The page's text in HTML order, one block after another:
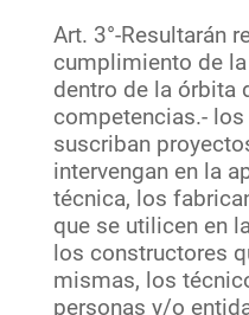
Art. 3°-Resultarán
cumplimiento de
dentro de la órbita
competencias.-
suscriban
intervengan en la
técnica, los
que se utilicen en
los constructores
mismas, los
personas y/o